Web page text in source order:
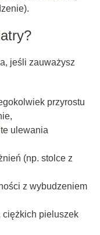
jeśli zauważysz
przyrostu
ulewania
(np. stolce z
z wybudzeniem
ciężkich pieluszek